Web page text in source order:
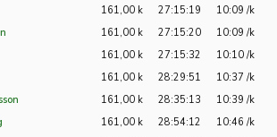
161,00 k 27:15:19
10:09 /k
161,00 k 27:15:20
10:09 /k
161,00 k 27:15:32
10:10 /k
161,00 k 28:29:51
10:37 /k
161,00 k 28:35:13
10:39 /k
161,00 k 28:54:12
10:46 /k